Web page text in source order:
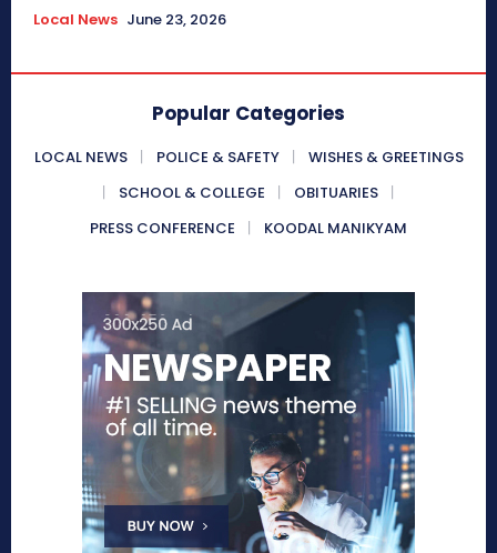
Local News June 23, 2026
Popular Categories
LOCAL NEWS POLICE & SAFETY
WISHES & GREETINGS
SCHOOL & COLLEGE
OBITUARIES
PRESS CONFERENCE
KOODAL MANIKYAM